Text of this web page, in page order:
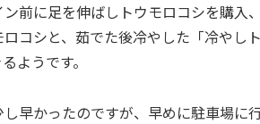
前に足を伸ばしトウモロコシを購入
コシと、茹でた後冷やした「冷やし
ようです。
早かったのですが、早めに駐車場に行